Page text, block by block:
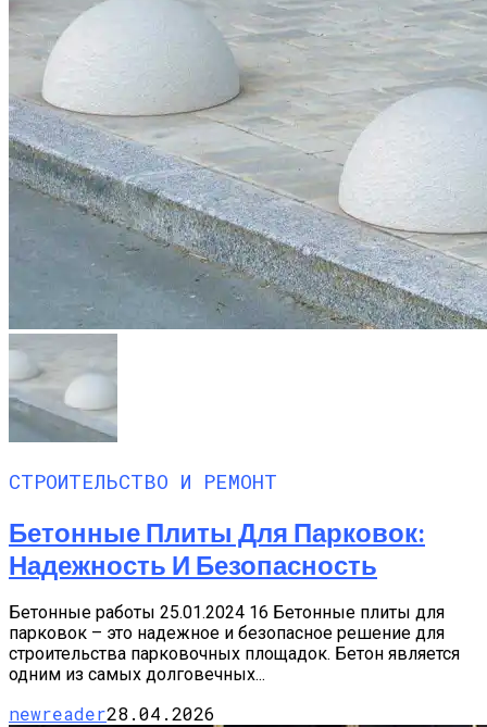
СТРОИТЕЛЬСТВО И РЕМОНТ
Бетонные Плиты Для Парковок:
Надежность И Безопасность
Бетонные работы 25.01.2024 16 Бетонные плиты для
парковок – это надежное и безопасное решение для
строительства парковочных площадок. Бетон является
одним из самых долговечных...
newreader28.04.2026